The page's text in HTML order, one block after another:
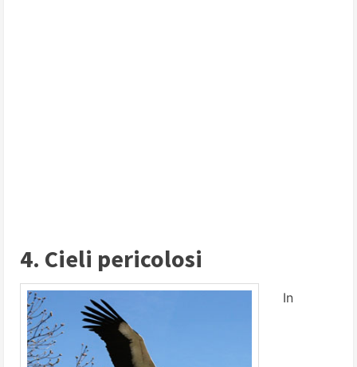
4. Cieli pericolosi
In